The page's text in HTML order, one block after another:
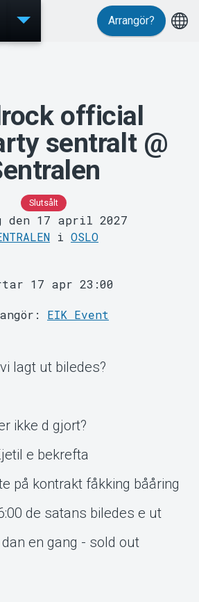
Support
Tickster
Arrangör?
official
sentralt @
Slutsålt
den 17 april 2027
i OSLO
17 apr 23:00
EIK Event
lagt ut biledes?
ikke d gjort?
e bekrefta
på kontrakt fåkking bååring
de satans biledes e ut
en gang - sold out